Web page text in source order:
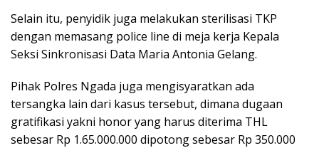
Selain itu, penyidik juga melakukan sterilisasi TKP
dengan memasang police line di meja kerja Kepala
Seksi Sinkronisasi Data Maria Antonia Gelang.
Pihak Polres Ngada juga mengisyaratkan ada
tersangka lain dari kasus tersebut, dimana dugaan
gratifikasi yakni honor yang harus diterima THL
sebesar Rp 1.65.000.000 dipotong sebesar Rp 350.000